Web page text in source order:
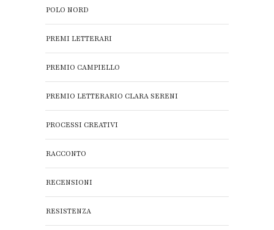
POLO NORD
PREMI LETTERARI
PREMIO CAMPIELLO
PREMIO LETTERARIO CLARA SERENI
PROCESSI CREATIVI
RACCONTO
RECENSIONI
RESISTENZA